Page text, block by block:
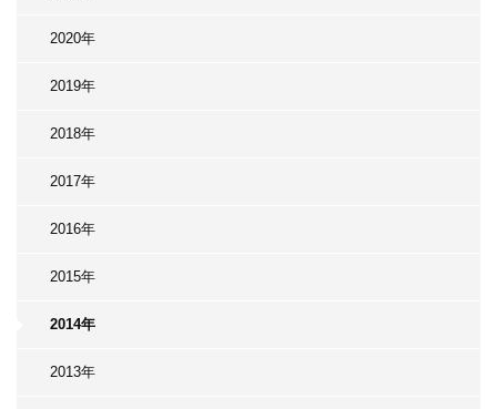
2020年
2019年
2018年
2017年
2016年
2015年
2014年
2013年